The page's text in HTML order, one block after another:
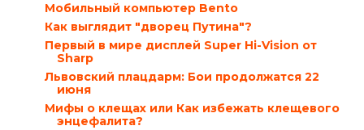
Мобильный компьютер Bento
Как выглядит "дворец Путина"?
Первый в мире дисплей Super Hi-Vision от
Sharp
Львовский плацдарм: Бои продолжатся 22
июня
Мифы о клещах или Как избежать клещевого
энцефалита?